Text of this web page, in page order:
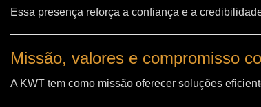
Essa presença reforça a confiança e a
Missão, valores e compromisso
A KWT tem como missão oferecer soluções